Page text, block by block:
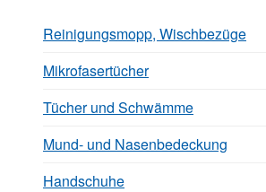
Reinigungsmopp, Wischbezüge
Mikrofasertücher
Tücher und Schwämme
Mund- und Nasenbedeckung
Handschuhe